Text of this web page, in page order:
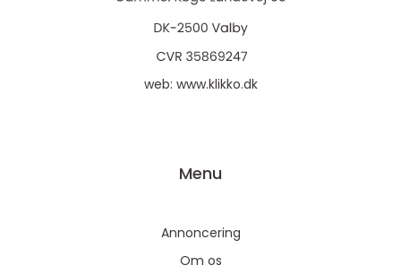
web: www.klikko.dk
Menu
Annoncering
Om os